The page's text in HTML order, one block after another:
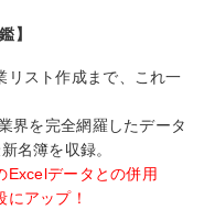
】
リスト作成まで、これ一
界を完全網羅したデータ
名簿を収録。
Excelデータとの併用
にアップ！